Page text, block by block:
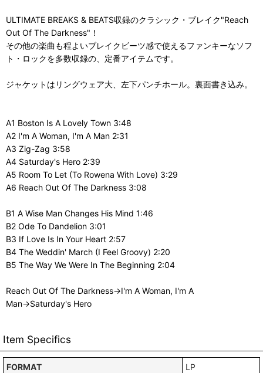
ULTIMATE BREAKS & BEATS収録のクラシック・ブレイク"Reach
Out Of The Darkness"！
その他の楽曲も程よいブレイクビーツ感で使えるファンキーなソフ
ト・ロックを多数収録の、定番アイテムです。
ジャケットはリングウェア大、左下パンチホール。裏面書き込み。
A1 Boston Is A Lovely Town 3:48
A2 I'm A Woman, I'm A Man 2:31
A3 Zig-Zag 3:58
A4 Saturday's Hero 2:39
A5 Room To Let (To Rowena With Love) 3:29
A6 Reach Out Of The Darkness 3:08
B1 A Wise Man Changes His Mind 1:46
B2 Ode To Dandelion 3:01
B3 If Love Is In Your Heart 2:57
B4 The Weddin' March (I Feel Groovy) 2:20
B5 The Way We Were In The Beginning 2:04
Reach Out Of The Darkness→I'm A Woman, I'm A
Man→Saturday's Hero
Item Specifics
FORMAT
LP